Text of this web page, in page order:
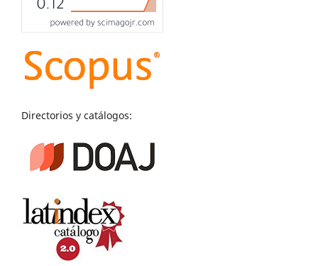
Directorios y catálogos: